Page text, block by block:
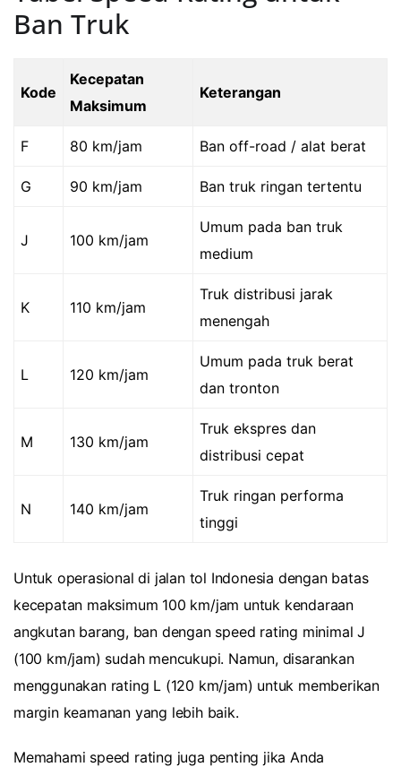
Ban Truk
Kode
Kecepatan
Maksimum
Keterangan
F 80 km/jam Ban off-road / alat berat
G 90 km/jam Ban truk ringan tertentu
J 100 km/jam
Umum pada ban truk
medium
K 110 km/jam
Truk distribusi jarak
menengah
L 120 km/jam
Umum pada truk berat
dan tronton
M 130 km/jam
Truk ekspres dan
distribusi cepat
N 140 km/jam
Truk ringan performa
tinggi
Untuk operasional di jalan tol Indonesia dengan batas
kecepatan maksimum 100 km/jam untuk kendaraan
angkutan barang, ban dengan speed rating minimal J
(100 km/jam) sudah mencukupi. Namun, disarankan
menggunakan rating L (120 km/jam) untuk memberikan
margin keamanan yang lebih baik.
Memahami speed rating juga penting jika Anda